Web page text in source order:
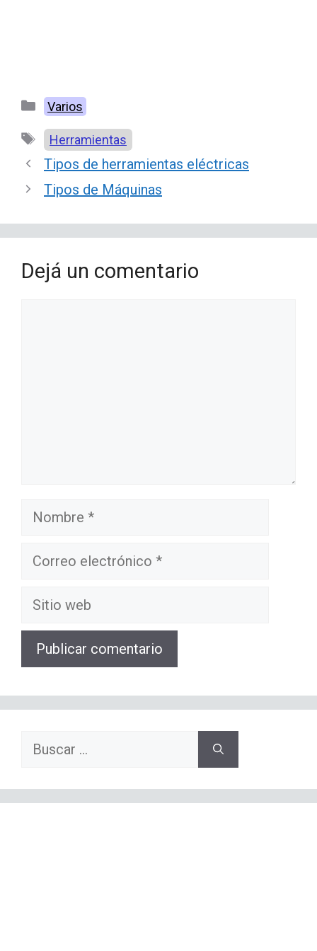
Categorías
Varios
Etiquetas
Herramientas
Tipos de herramientas eléctricas
Tipos de Máquinas
Dejá un comentario
Nombre
Correo
Sitio
Buscar: